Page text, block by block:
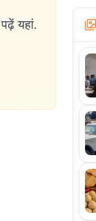
यहां.